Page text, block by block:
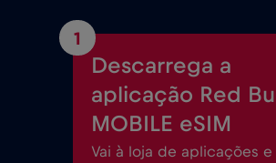
1
Descarrega a
aplicação Red Bull
MOBILE eSIM
Vai à loja de aplicações e